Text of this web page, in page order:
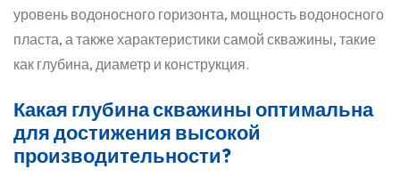
уровень водоносного горизонта, мощность водоносного
пласта, а также характеристики самой скважины, такие
как глубина, диаметр и конструкция.
Какая глубина скважины оптимальна
для достижения высокой
производительности?